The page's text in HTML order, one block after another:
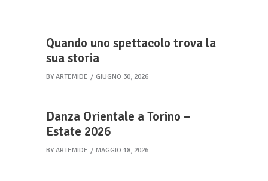
Quando uno spettacolo trova la
sua storia
BY ARTEMIDE GIUGNO 30, 2026
Danza Orientale a Torino –
Estate 2026
BY ARTEMIDE MAGGIO 18, 2026